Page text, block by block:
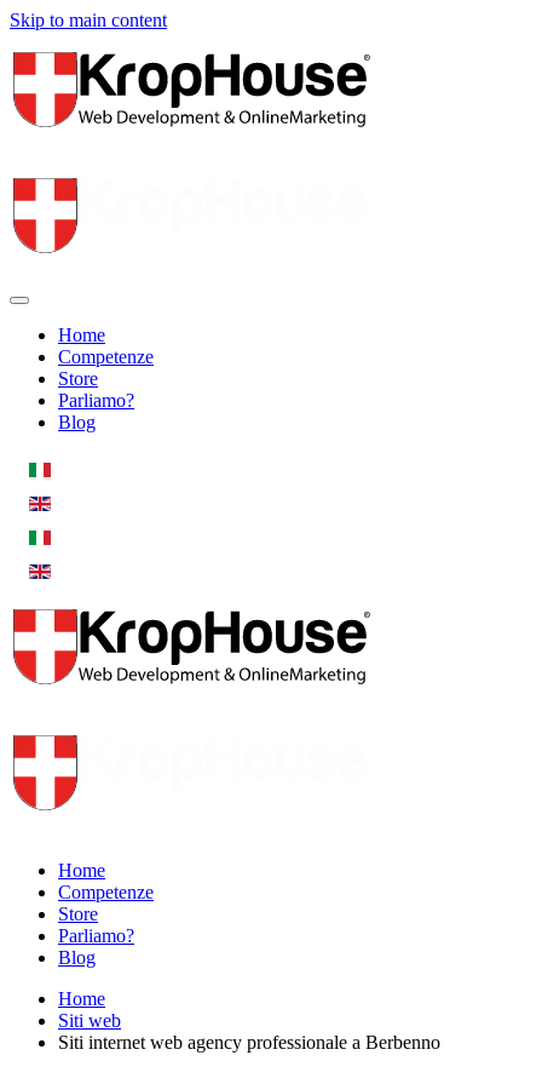
Skip to main content
Home
Competenze
Store
Parliamo?
Blog
Home
Competenze
Store
Parliamo?
Blog
Home
Siti web
Siti internet web agency professionale a Berbenno